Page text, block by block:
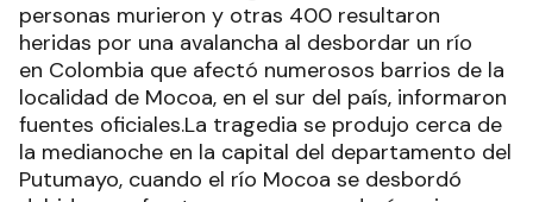
personas murieron y otras 400 resultaron
heridas por una avalancha al desbordar un río
en Colombia que afectó numerosos barrios de la
localidad de Mocoa, en el sur del país, informaron
fuentes oficiales.La tragedia se produjo cerca de
la medianoche en la capital del departamento del
Putumayo, cuando el río Mocoa se desbordó